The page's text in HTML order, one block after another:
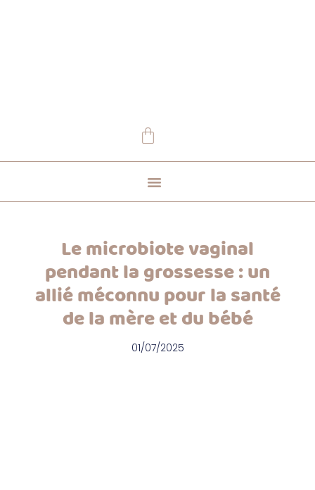
Le microbiote vaginal
pendant la grossesse : un
allié méconnu pour la santé
de la mère et du bébé
01/07/2025